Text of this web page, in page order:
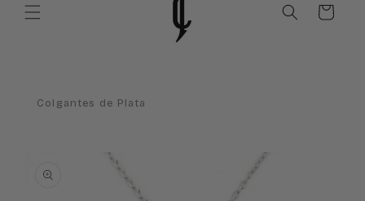
Carrito
Colgantes de Plata
información